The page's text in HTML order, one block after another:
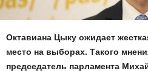
Октавиана Цыку ожидает
место на выборах. Такого
председатель парламента